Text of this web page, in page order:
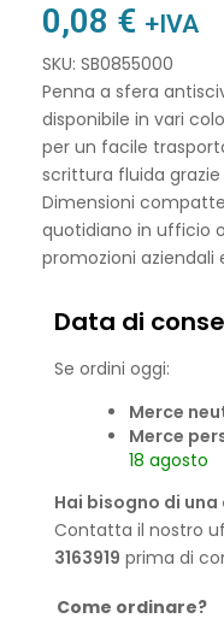
0,08 € +IVA
SKU: SB0855000
Penna a sfera
disponibile in vari
per un facile
scrittura fluida grazie
Dimensioni
quotidiano in ufficio
promozioni aziendali
Data di
Se ordini oggi:
Merce
Merce
18 agosto
Hai bisogno di
Contatta il nostro
3163919 prima di
Come ordinare?